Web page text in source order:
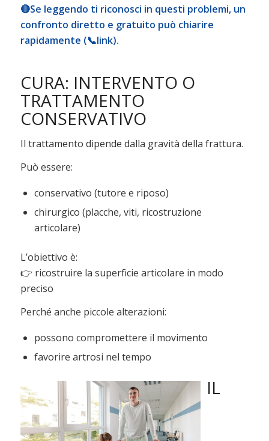
🔴Se leggendo ti riconosci in questi problemi, un
confronto diretto e gratuito può chiarire
rapidamente (📞link).
CURA: INTERVENTO O
TRATTAMENTO
CONSERVATIVO
Il trattamento dipende dalla gravità della frattura.
Può essere:
conservativo (tutore e riposo)
chirurgico (placche, viti, ricostruzione
articolare)
L’obiettivo è:
👉 ricostruire la superficie articolare in modo
preciso
Perché anche piccole alterazioni:
possono compromettere il movimento
favorire artrosi nel tempo
IL